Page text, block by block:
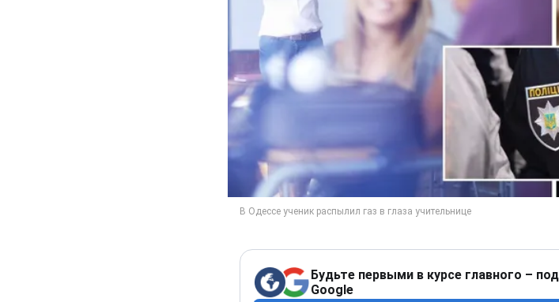
Будьте первыми в курсе главного –
Google